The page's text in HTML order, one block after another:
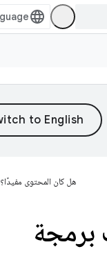
هل كان المحتوى مفيدًا؟
برمجة